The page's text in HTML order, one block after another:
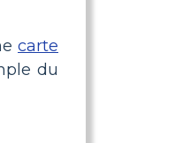
carte
du